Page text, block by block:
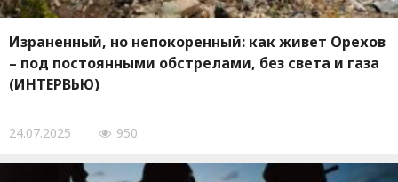
Израненный, но непокоренный: как живет Орехов
– под постоянными обстрелами, без света и газа
(ИНТЕРВЬЮ)
24.07.2025 950